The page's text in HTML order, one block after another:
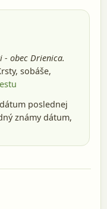
obec Drienica.
sobáše,
poslednej
známy dátum,